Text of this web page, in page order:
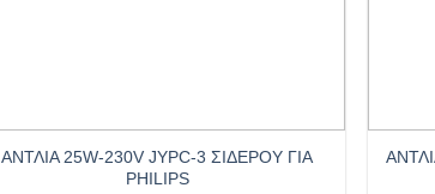
ΑΝΤΛΙΑ 25W-230V JYPC-3 ΣΙΔΕΡΟΥ ΓΙΑ
PHILIPS